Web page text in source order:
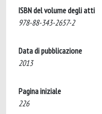
ISBN del volume degli atti
978-88-343-2657-2
Data di pubblicazione
2013
Pagina iniziale
226